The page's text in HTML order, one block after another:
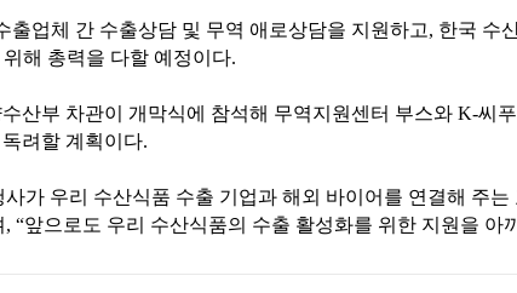
출업체 간 수출상담 및 무역 애로상담을 지원하고, 한국 수
해 총력을 다할 예정이다.
산부 차관이 개막식에 참석해 무역지원센터 부스와 K-씨
려할 계획이다.
가 우리 수산식품 수출 기업과 해외 바이어를 연결해 주는
“앞으로도 우리 수산식품의 수출 활성화를 위한 지원을 아